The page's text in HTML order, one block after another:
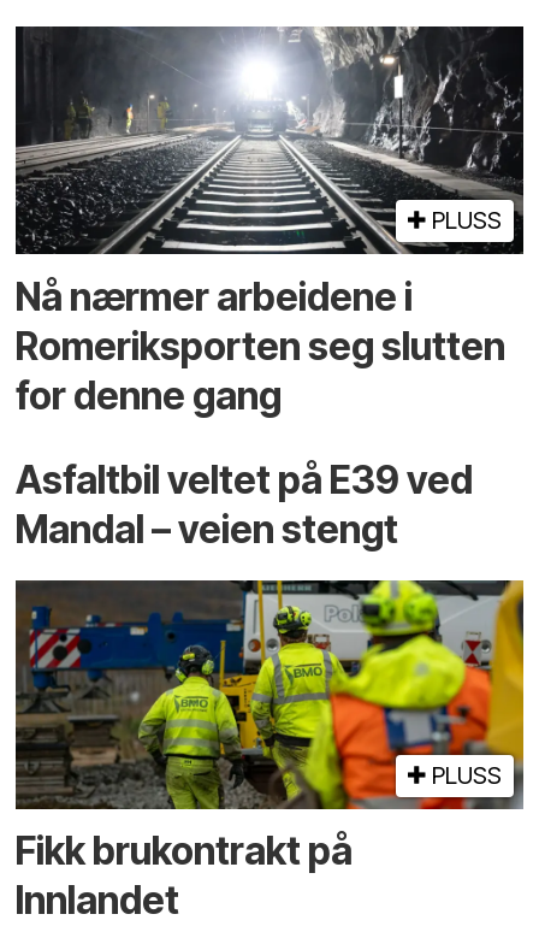
PLUSS
Nå nærmer arbeidene i
Romeriksporten seg slutten
for denne gang
Asfaltbil veltet på E39 ved
Mandal – veien stengt
PLUSS
Fikk brukontrakt på
Innlandet